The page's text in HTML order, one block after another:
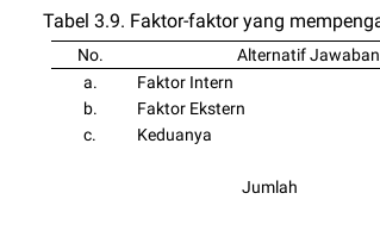
Tabel 3.9. Faktor-faktor yang
No. Alternatif Jawaban
a.
b.
c.
Faktor Intern
Faktor Ekstern
Keduanya
Jumlah